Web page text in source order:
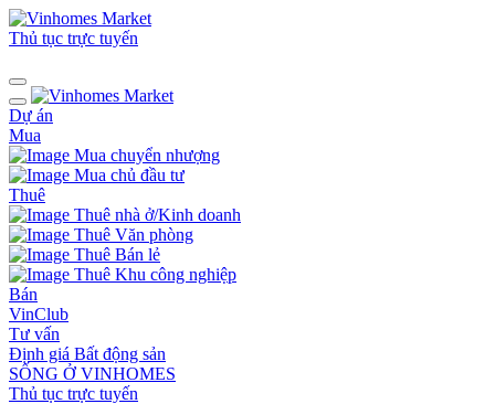
Thủ tục trực tuyến
Dự án
Mua
Mua chuyển nhượng
Mua chủ đầu tư
Thuê
Thuê nhà ở/Kinh doanh
Thuê Văn phòng
Thuê Bán lẻ
Thuê Khu công nghiệp
Bán
VinClub
Tư vấn
Định giá Bất động sản
SỐNG Ở VINHOMES
Thủ tục trực tuyến